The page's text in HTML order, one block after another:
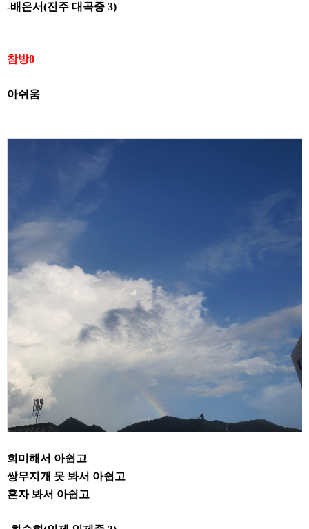
-배은서(진주 대곡중 3)
참방8
아쉬움
희미해서 아쉽고
쌍무지개 못 봐서 아쉽고
혼자 봐서 아쉽고